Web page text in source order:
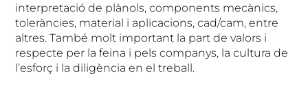
interpretació de plànols, components mecànics,
toleràncies, material i aplicacions, cad/cam, entre
altres. També molt important la part de valors i
respecte per la feina i pels companys, la cultura de
l’esforç i la diligència en el treball.